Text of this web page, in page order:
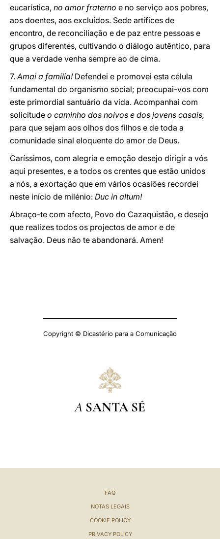
eucarística, no amor fraterno e no serviço aos pobres,
aos doentes, aos excluídos. Sede artífices de
encontro, de reconciliação e de paz entre pessoas e
grupos diferentes, cultivando o diálogo autêntico, para
que a verdade venha sempre ao de cima.
7.Amai a família! Defendei e promovei esta célula
fundamental do organismo social; preocupai-vos com
este primordial santuário da vida. Acompanhai com
solicitude o caminho dos noivos e dos jovens casais,
para que sejam aos olhos dos filhos e de toda a
comunidade sinal eloquente do amor de Deus.
Caríssimos, com alegria e emoção desejo dirigir a vós
aqui presentes, e a todos os crentes que estão unidos
a nós, a exortação que em vários ocasiões recordei
neste início de milénio: Duc in altum!
Abraço-te com afecto, Povo do Cazaquistão, e desejo
que realizes todos os projectos de amor e de
salvação. Deus não te abandonará. Amen!
Copyright © Dicastério para a Comunicação
A SANTA SÉ
FAQ
NOTAS LEGAIS
COOKIE POLICY
PRIVACY POLICY